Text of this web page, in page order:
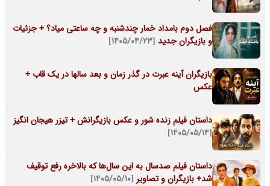
فصل دوم بامداد خمار چندشنبه و چه ساعتی میاد؟ + جزئیات
و بازیگران جدید [۱۴۰۵/۰۴/۲۳]
بازیگران آینه عبرت در گذر زمان و بعد سالها در یک قاب +
عکس
داستان فیلم زنده شور و عکس بازیگرانش + تیزر هیجان انگیز
[۱۴۰۵/۰۵/۱۴]
داستان فیلم صدسال به این سال‌ها که بالاخره رفع توقیف
شد+ بازیگران و تصاویر [۱۴۰۵/۰۵/۱۰]